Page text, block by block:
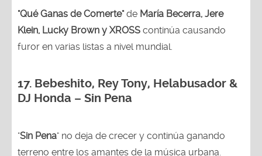
"Qué Ganas de Comerte"de María Becerra, Jere
Klein, Lucky Brown y XROSS continúa causando
furor en varias listas a nivel mundial.
17. Bebeshito, Rey Tony, Helabusador &
DJ Honda – Sin Pena
"Sin Pena" no deja de crecer y continúa ganando
terreno entre los amantes de la música urbana.